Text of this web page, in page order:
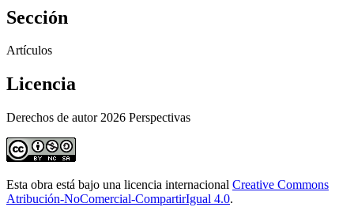
Sección
Artículos
Licencia
Derechos de autor 2026 Perspectivas
Esta obra está bajo una licencia internacional Creative Commons
Atribución-NoComercial-CompartirIgual 4.0.